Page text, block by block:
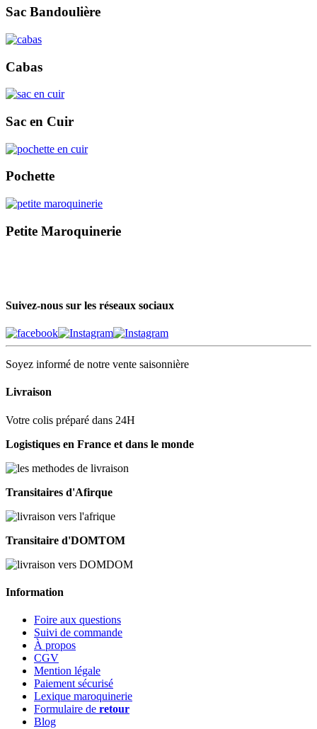
Sac Bandoulière
Cabas
Sac en Cuir
Pochette
Petite Maroquinerie
Suivez-nous sur les réseaux sociaux
Soyez informé de notre vente saisonnière
Livraison
Votre colis préparé dans 24H
Logistiques en France et dans le monde
Transitaires d'Afirque
Transitaire d'DOMTOM
Information
Foire aux questions
Suivi de commande
À propos
CGV
Mention légale
Paiement sécurisé
Lexique maroquinerie
Formulaire de retour
Blog